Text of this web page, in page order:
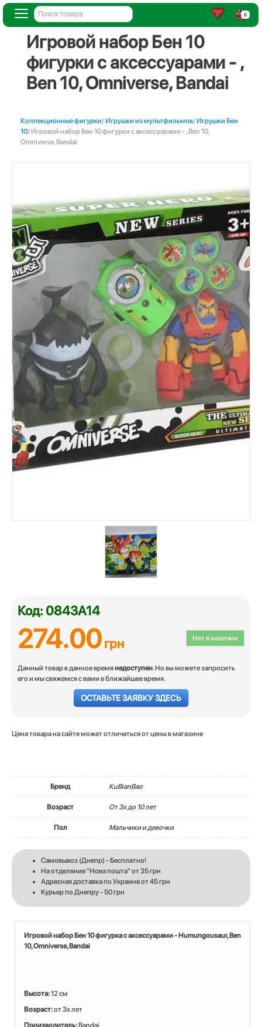
0
Игровой набор Бен 10
фигурки с аксессуарами - ,
Ben 10, Omniverse, Bandai
Коллекционные фигурки/Игрушки из мультфильмов/Игрушки Бен
10/ Игровой набор Бен 10 фигурки с аксессуарами - , Ben 10,
Omniverse, Bandai
Код: 0843А14
Нет в наличии
274.00грн
Данный товар в данное времянедоступен. Но вы можете запросить
его и мы свяжемся с вами в ближайшее время.
ОСТАВЬТЕ ЗАЯВКУ ЗДЕСЬ
Цена товара на сайте может отличаться от цены в магазине
Бренд KuBianBao
Возраст От 3х до 10 лет
Пол Мальчики и девочки
Самовывоз (Днепр) - Бесплатно!
На отделение "Нова пошта" от 35 грн
Адресная доставка по Украине от 45 грн
Курьер по Днепру - 50 грн
Игровой набор Бен 10 фигурка с аксессуарами - Humungousaur, Ben
10, Omniverse, Bandai
Высота:12 см
Возраст:от 3х лет